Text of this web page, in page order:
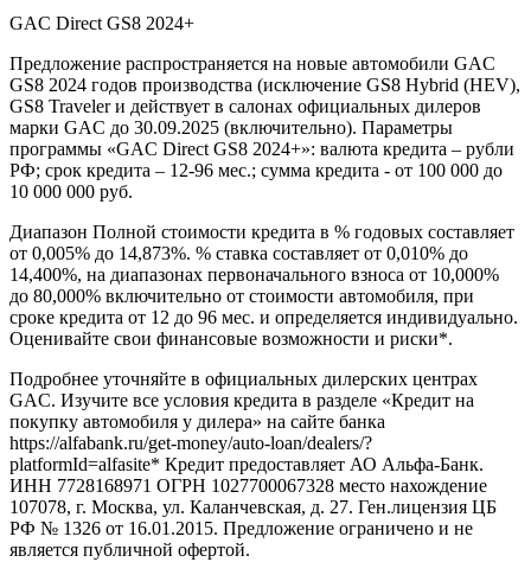
GAC Direct GS8 2024+
Предложение распространяется на новые автомобили GAC
GS8 2024 годов производства (исключение GS8 Hybrid (HEV),
GS8 Traveler и действует в салонах официальных дилеров
марки GAC до 30.09.2025 (включительно). Параметры
программы «GAC Direct GS8 2024+»: валюта кредита – рубли
РФ; срок кредита – 12-96 мес.; сумма кредита - от 100 000 до
10 000 000 руб.
Диапазон Полной стоимости кредита в % годовых составляет
от 0,005% до 14,873%. % ставка составляет от 0,010% до
14,400%, на диапазонах первоначального взноса от 10,000%
до 80,000% включительно от стоимости автомобиля, при
сроке кредита от 12 до 96 мес. и определяется индивидуально.
Оценивайте свои финансовые возможности и риски*.
Подробнее уточняйте в официальных дилерских центрах
GAC. Изучите все условия кредита в разделе «Кредит на
покупку автомобиля у дилера» на сайте банка
https://alfabank.ru/get-money/auto-loan/dealers/?
platformId=alfasite* Кредит предоставляет АО Альфа-Банк.
ИНН 7728168971 ОГРН 1027700067328 место нахождение
107078, г. Москва, ул. Каланчевская, д. 27. Ген.лицензия ЦБ
РФ № 1326 от 16.01.2015. Предложение ограничено и не
является публичной офертой.